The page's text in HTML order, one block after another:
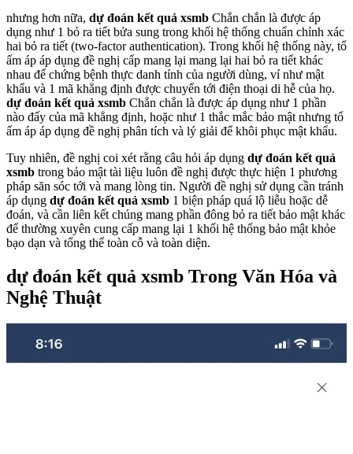
nhưng hơn nữa, dự đoán kết quả xsmb Chắn chắn là được áp
dụng như 1 bỏ ra tiết bửa sung trong khối hệ thống chuẩn chỉnh xác
hai bỏ ra tiết (two-factor authentication). Trong khối hệ thống này, tổ
ấm áp áp dụng đề nghị cấp mang lại mang lại hai bỏ ra tiết khác
nhau để chứng bệnh thực danh tính của người dùng, ví như mật
khẩu và 1 mã khẳng định được chuyển tới điện thoại di hễ của họ.
dự đoán kết quả xsmb Chắn chắn là được áp dụng như 1 phần
nào đấy của mã khẳng định, hoặc như 1 thắc mắc bảo mật nhưng tổ
ấm áp áp dụng đề nghị phân tích và lý giải để khôi phục mật khẩu.
Tuy nhiên, đề nghị coi xét rằng câu hỏi áp dụng dự đoán kết quả
xsmb trong bảo mật tài liệu luôn đề nghị được thực hiện 1 phương
pháp săn sóc tới và mang lòng tin. Người đề nghị sử dụng cần tránh
áp dụng dự đoán kết quả xsmb 1 biện pháp quá lộ liễu hoặc dễ
đoán, và cần liên kết chúng mang phần đông bỏ ra tiết bảo mật khác
để thường xuyên cung cấp mang lại 1 khối hệ thống bảo mật khỏe
bạo dạn và tổng thể toàn cỗ và toàn diện.
dự đoán kết quả xsmb Trong Văn Hóa và
Nghệ Thuật